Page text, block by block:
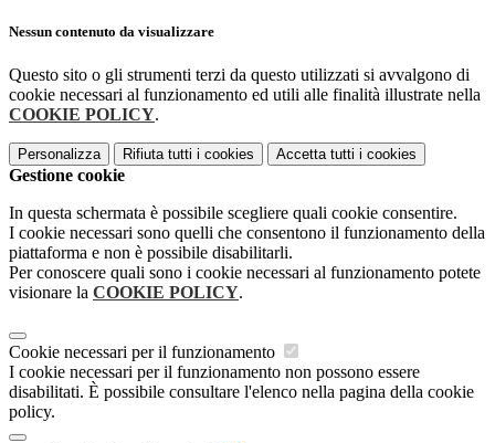
Nessun contenuto da visualizzare
Questo sito o gli strumenti terzi da questo utilizzati si avvalgono di
cookie necessari al funzionamento ed utili alle finalità illustrate nella
COOKIE POLICY.
Personalizza Rifiuta tutti i cookies Accetta tutti i cookies
Gestione cookie
In questa schermata è possibile scegliere quali cookie consentire.
I cookie necessari sono quelli che consentono il funzionamento della
piattaforma e non è possibile disabilitarli.
Per conoscere quali sono i cookie necessari al funzionamento potete
visionare la COOKIE POLICY.
Cookie necessari per il funzionamento
I cookie necessari per il funzionamento non possono essere
disabilitati. È possibile consultare l'elenco nella pagina della cookie
policy.